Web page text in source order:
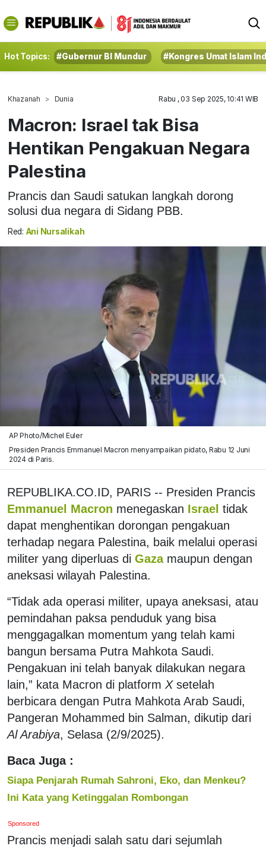
Hot Topics: #Gubernur BI Mundur #Kongres Umat Islam
Khazanah Dunia Rabu , 03 Sep 2025, 10:41 WIB
Macron: Israel tak Bisa
Hentikan Pengakuan Negara
Palestina
Prancis dan Saudi satukan langkah dorong
solusi dua negara di Sidang PBB.
Red: Ani Nursalikah
AP Photo/Michel Euler
Presiden Prancis Emmanuel Macron menyampaikan pidato, Rabu 12 Juni
2024 di Paris.
REPUBLIKA.CO.ID, PARIS -- Presiden Prancis
Emmanuel Macron menegaskan Israel tidak
dapat menghentikan dorongan pengakuan
terhadap negara Palestina, baik melalui operasi
militer yang diperluas di Gaza maupun dengan
aneksasi wilayah Palestina.
“Tidak ada operasi militer, upaya aneksasi, atau
pemindahan paksa penduduk yang bisa
menggagalkan momentum yang telah kami
bangun bersama Putra Mahkota Saudi.
Pengakuan ini telah banyak dilakukan negara
lain,” kata Macron di platform Xsetelah
berbicara dengan Putra Mahkota Arab Saudi,
Pangeran Mohammed bin Salman, dikutip dari
Al Arabiya, Selasa (2/9/2025).
Baca Juga :
Siapa Penjarah Rumah Sahroni, Eko, dan Menkeu?
Ini Kata yang Ketinggalan Rombongan
Sponsored
Prancis menjadi salah satu dari sejumlah